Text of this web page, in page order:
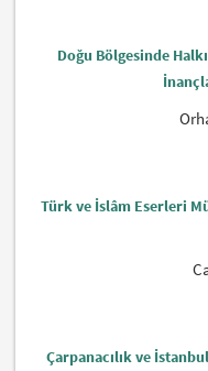
Doğu Bölgesinde
Türk ve İslâm Eserleri
Çarpanacılık ve